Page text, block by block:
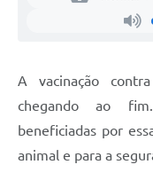
A vacinação
chegando ao
beneficiadas por
animal e para a